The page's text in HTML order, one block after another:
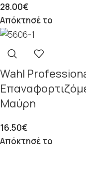
28.00€
Απόκτησέ το
Wahl
Μαύρη
16.50€
Απόκτησέ το